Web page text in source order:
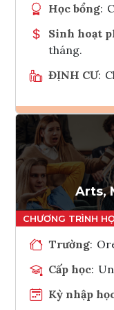
Học bổng:
Sinh hoạt
tháng.
ĐỊNH CƯ:
Arts,
Trường:
Cấp học:
Kỳ nhập